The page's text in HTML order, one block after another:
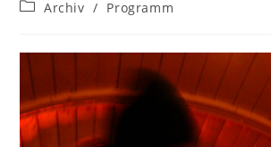
Beitrags-
Archiv / Programm